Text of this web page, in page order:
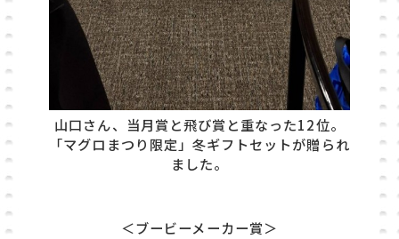
山口さん、当月賞と飛び賞と重なった12位。
「マグロまつり限定」冬ギフトセットが贈られ
ました。
＜ブービーメーカー賞＞